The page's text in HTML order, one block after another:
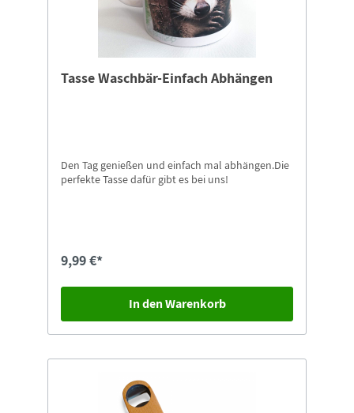
Naturschutz-Tierpark Görlitz-
Zgorzelec.Ausschließlich und exklusiv im Shop
vom Naturschutz-Tierpark Görlitz-Zgorzelec
Tasse Waschbär-Einfach Abhängen
Den Tag genießen und einfach mal abhängen.Die
perfekte Tasse dafür gibt es bei uns!
9,99 €*
In den Warenkorb